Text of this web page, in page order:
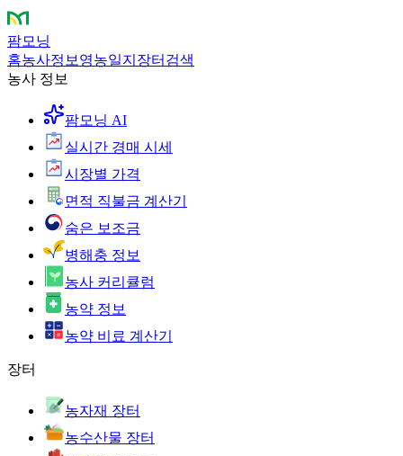
팜모닝
홈농사정보 영농일지 장터 검색
농사 정보
팜모닝 AI
실시간 경매 시세
시장별 가격
면적 직불금 계산기
숨은 보조금
병해충 정보
농사 커리큘럼
농약 정보
농약 비료 계산기
장터
농자재 장터
농수산물 장터